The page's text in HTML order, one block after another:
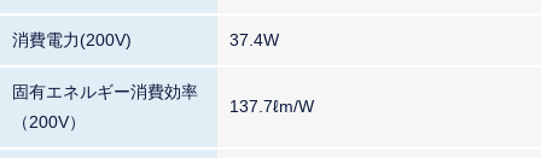
消費電力(200V) 37.4W
固有エネルギー消費効率
（200V）
137.7ℓm/W